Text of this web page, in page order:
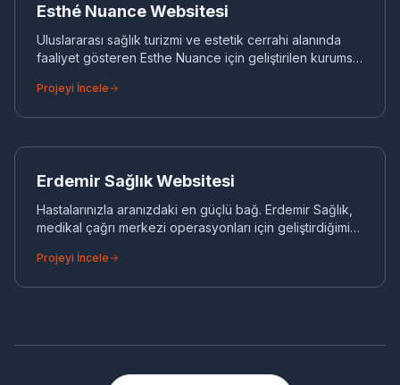
Esthé Nuance Websitesi
Uluslararası sağlık turizmi ve estetik cerrahi alanında
faaliyet gösteren Esthe Nuance için geliştirilen kurumsal
Projeyi İncele
ER
Erdemir Sağlık Websitesi
Hastalarınızla aranızdaki en güçlü bağ. Erdemir Sağlık,
medikal çağrı merkezi operasyonları için geliştirdiğimiz
altyapısıdır
Projeyi İncele